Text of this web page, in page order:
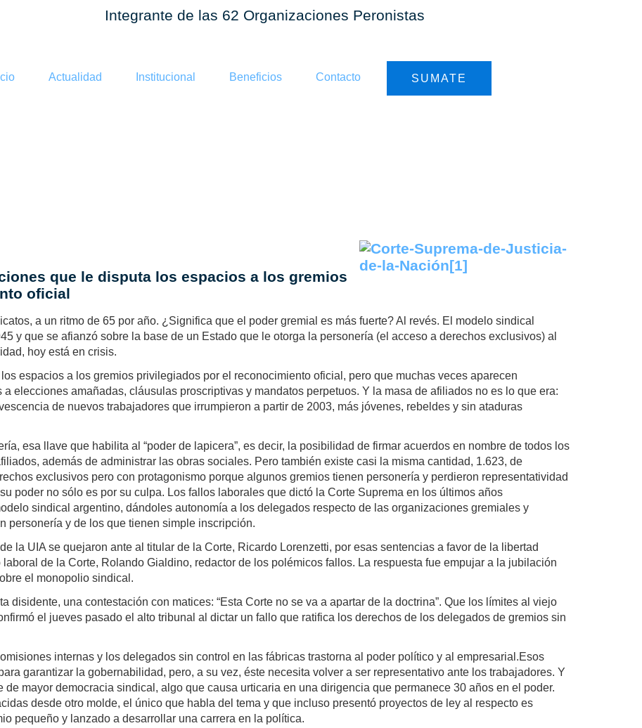
Integrante de las 62 Organizaciones Peronistas
Actualidad Institucional Beneficios Contacto SUMATE
que le disputa los espacios a los gremios
oficial
a un ritmo de 65 por año. ¿Significa que el poder gremial es más fuerte? Al revés. El modelo sindical
y que se afianzó sobre la base de un Estado que le otorga la personería (el acceso a derechos exclusivos) al
hoy está en crisis.
espacios a los gremios privilegiados por el reconocimiento oficial, pero que muchas veces aparecen
elecciones amañadas, cláusulas proscriptivas y mandatos perpetuos. Y la masa de afiliados no es lo que era:
de nuevos trabajadores que irrumpieron a partir de 2003, más jóvenes, rebeldes y sin ataduras
esa llave que habilita al “poder de lapicera”, es decir, la posibilidad de firmar acuerdos en nombre de todos los
además de administrar las obras sociales. Pero también existe casi la misma cantidad, 1.623, de
exclusivos pero con protagonismo porque algunos gremios tienen personería y perdieron representatividad
poder no sólo es por su culpa. Los fallos laborales que dictó la Corte Suprema en los últimos años
sindical argentino, dándoles autonomía a los delegados respecto de las organizaciones gremiales y
personería y de los que tienen simple inscripción.
la UIA se quejaron ante al titular de la Corte, Ricardo Lorenzetti, por esas sentencias a favor de la libertad
de la Corte, Rolando Gialdino, redactor de los polémicos fallos. La respuesta fue empujar a la jubilación
el monopolio sindical.
disidente, una contestación con matices: “Esta Corte no se va a apartar de la doctrina”. Que los límites al viejo
el jueves pasado el alto tribunal al dictar un fallo que ratifica los derechos de los delegados de gremios sin
internas y los delegados sin control en las fábricas trastorna al poder político y al empresarial.Esos
garantizar la gobernabilidad, pero, a su vez, éste necesita volver a ser representativo ante los trabajadores. Y
mayor democracia sindical, algo que causa urticaria en una dirigencia que permanece 30 años en el poder.
desde otro molde, el único que habla del tema y que incluso presentó proyectos de ley al respecto es
pequeño y lanzado a desarrollar una carrera en la política.